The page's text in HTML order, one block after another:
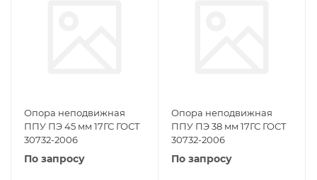
Опора неподвижная
ППУ ПЭ 45 мм 17ГС ГОСТ
30732-2006
По запросу
Опора неподвижная
ППУ ПЭ 38 мм 17ГС ГОСТ
30732-2006
По запросу